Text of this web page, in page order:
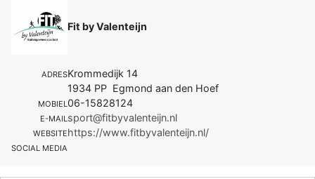
Fit by Valenteijn
ADRESKrommedijk 14
1934 PP Egmond aan den Hoef
MOBIEL 06-15828124
E-MAIL sport@fitbyvalenteijn.nl
WEBSITEhttps://www.fitbyvalenteijn.nl/
SOCIAL MEDIA